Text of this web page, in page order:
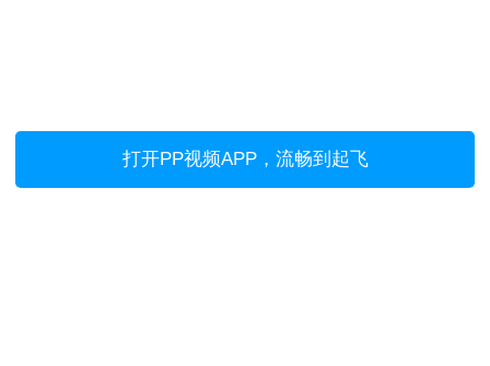
打开PP视频APP，流畅到起飞